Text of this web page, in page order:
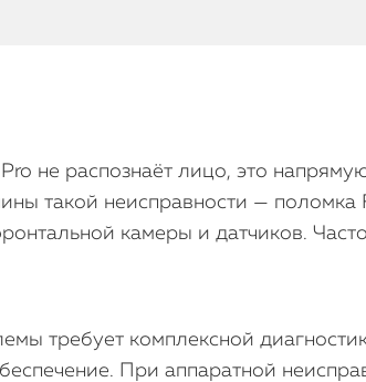
не распознаёт лицо, это
такой неисправности —
камеры и датчиков.
требует комплексной
При аппаратной